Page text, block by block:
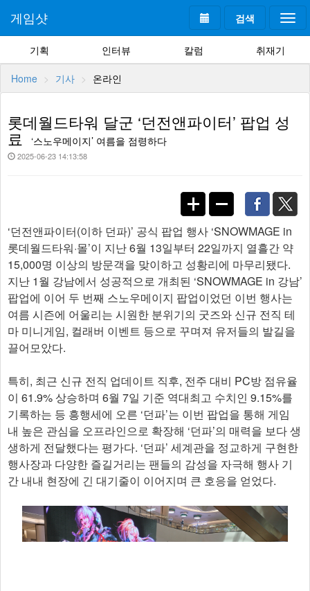
검색
게임샷
기획 인터뷰 칼럼 취재기
Home 기사 온라인
롯데월드타워 달군 ‘던전앤파이터’ 팝업 성
료 ‘스노우메이지’ 여름을 점령하다
2025-06-23 14:13:58
‘던전앤파이터(이하 던파)’ 공식 팝업 행사 ‘SNOWMAGE in
롯데월드타워·몰’이 지난 6월 13일부터 22일까지 열흘간 약
15,000명 이상의 방문객을 맞이하고 성황리에 마무리됐다.
지난 1월 강남에서 성공적으로 개최된 ‘SNOWMAGE in 강남’
팝업에 이어 두 번째 스노우메이지 팝업이었던 이번 행사는
여름 시즌에 어울리는 시원한 분위기의 굿즈와 신규 전직 테
마 미니게임, 컬래버 이벤트 등으로 꾸며져 유저들의 발길을
끌어모았다.
특히, 최근 신규 전직 업데이트 직후, 전주 대비 PC방 점유율
이 61.9% 상승하며 6월 7일 기준 역대최고 수치인 9.15%를
기록하는 등 흥행세에 오른 ‘던파’는 이번 팝업을 통해 게임
내 높은 관심을 오프라인으로 확장해 ‘던파’의 매력을 보다 생
생하게 전달했다는 평가다. ‘던파’ 세계관을 정교하게 구현한
행사장과 다양한 즐길거리는 팬들의 감성을 자극해 행사 기
간 내내 현장에 긴 대기줄이 이어지며 큰 호응을 얻었다.